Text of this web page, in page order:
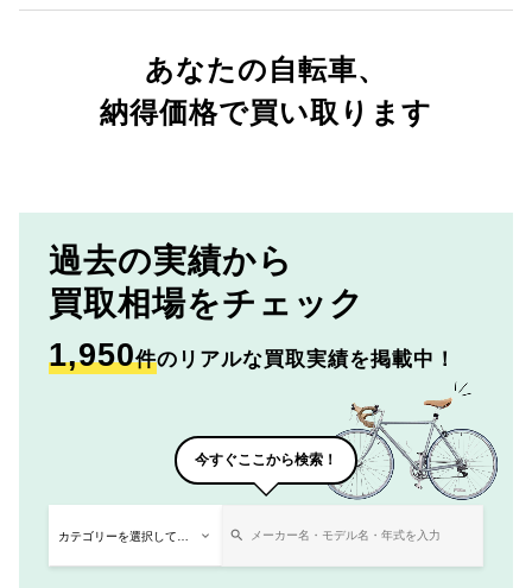
あなたの自転車、
納得価格で買い取ります
過去の実績から
買取相場をチェック
1,950件のリアルな買取実績を掲載中！
今すぐここから検索！